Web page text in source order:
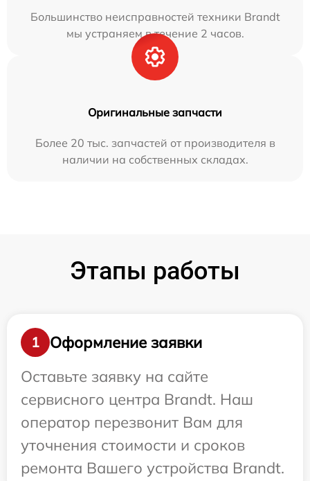
Большинство неисправностей техники Brandt
мы устраняем в течение 2 часов.
Оригинальные запчасти
Более 20 тыс. запчастей от производителя в
наличии на собственных складах.
Этапы работы
1
Оформление заявки
Оставьте заявку на сайте
сервисного центра Brandt. Наш
оператор перезвонит Вам для
уточнения стоимости и сроков
ремонта Вашего устройства Brandt.